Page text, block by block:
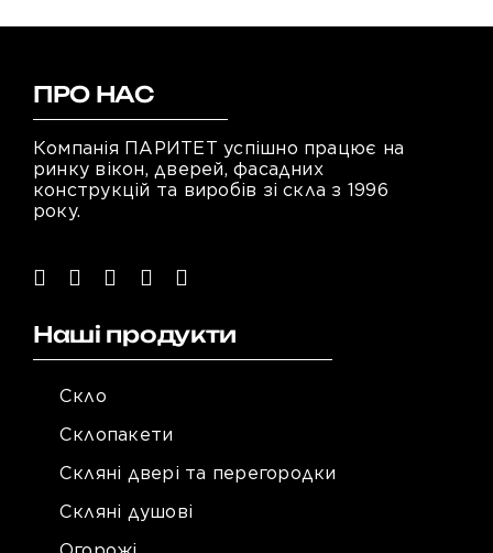
ПРО НАС
Компанія ПАРИТЕТ успішно працює на
ринку вікон, дверей, фасадних
конструкцій та виробів зі скла з 1996
року.
Наші продукти
Скло
Склопакети
Скляні двері та перегородки
Скляні душові